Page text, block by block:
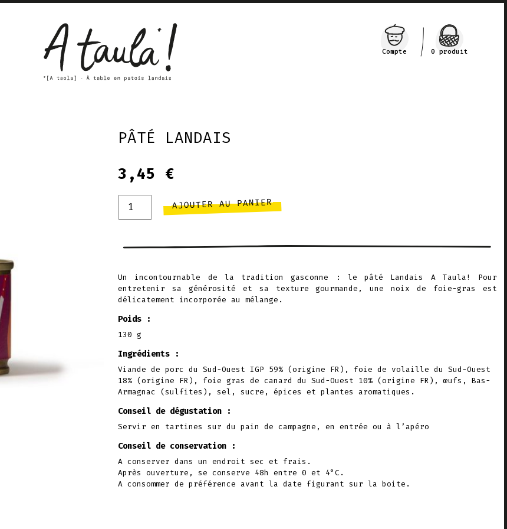
Compte 0 produit
PÂTÉ LANDAIS
3,45 €
quantité
landais
AJOUTER AU PANIER
Un incontournable de la tradition gasconne : le pâté Landais A Taula! Pour
entretenir sa générosité et sa texture gourmande, une noix de foie-gras est
délicatement incorporée au mélange.
Poids :
130 g
Ingrédients :
Viande de porc du Sud-Ouest IGP 59% (origine FR), foie de volaille du Sud-Ouest
18% (origine FR), foie gras de canard du Sud-Ouest 10% (origine FR), œufs, Bas-
Armagnac (sulfites), sel, sucre, épices et plantes aromatiques.
Conseil de dégustation :
Servir en tartines sur du pain de campagne, en entrée ou à l’apéro
Conseil de conservation :
A conserver dans un endroit sec et frais.
Après ouverture, se conserve 48h entre 0 et 4°C.
A consommer de préférence avant la date figurant sur la boite.